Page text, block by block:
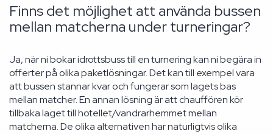
Finns det möjlighet att använda bussen
mellan matcherna under turneringar?
Ja, när ni bokar idrottsbuss till en turnering kan ni begära in
offerter på olika paketlösningar. Det kan till exempel vara
att bussen stannar kvar och fungerar som lagets bas
mellan matcher. En annan lösning är att chauffören kör
tillbaka laget till hotellet/vandrarhemmet mellan
matcherna. De olika alternativen har naturligtvis olika